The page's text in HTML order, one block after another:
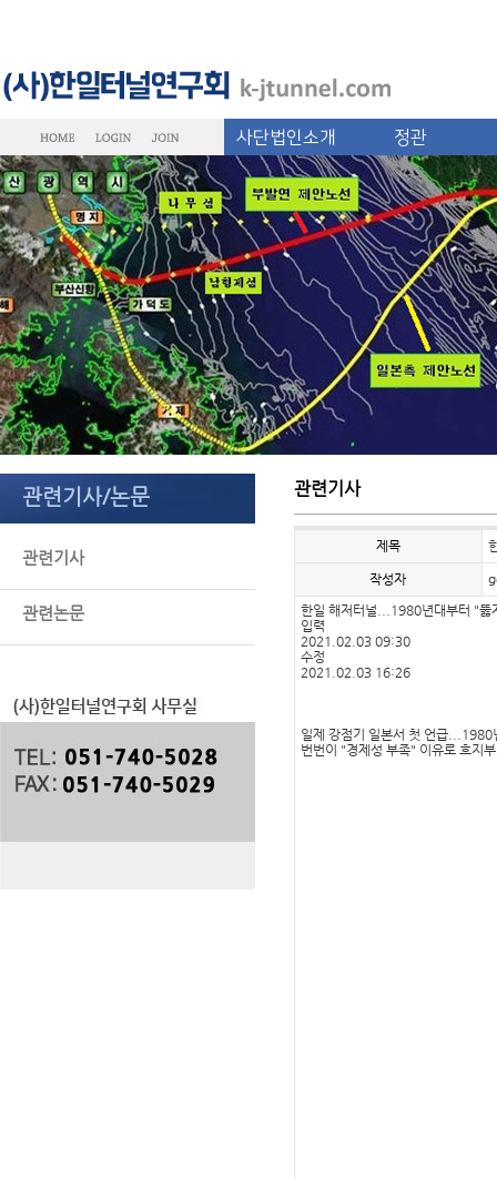
사단법인소개 정관
관련기사/논문
관련기사
관련논문
관련기사
제목
작성자
한일 해저터널...1980년대부터 "
입력
2021.02.03 09:30
수정
2021.02.03 16:26
일제 강점기 일본서 첫 언급...1980
번번이 "경제성 부족" 이유로 흐지